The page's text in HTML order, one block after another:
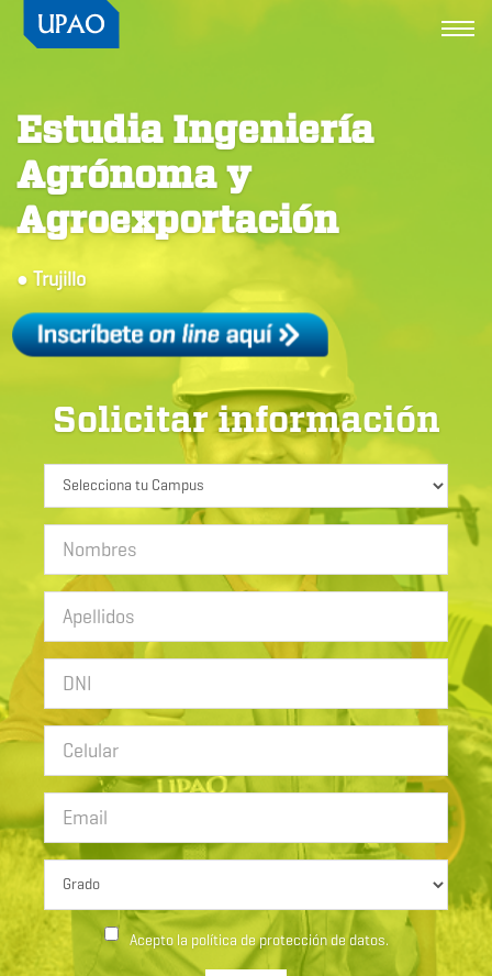
Estudia Ingeniería
Agrónoma y
Agroexportación
● Trujillo
Solicitar información
Acepto la política de protección de datos.